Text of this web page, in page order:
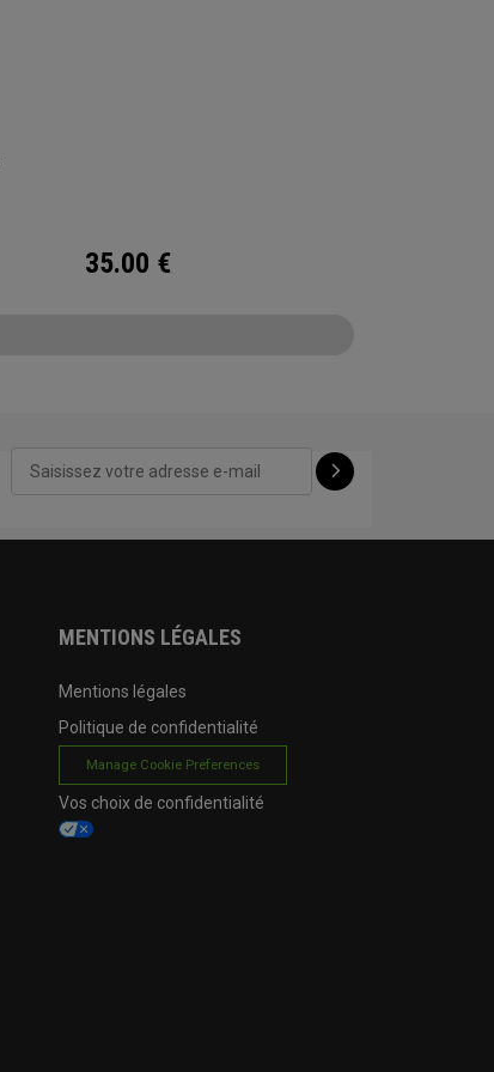
35.00 €
MENTIONS LÉGALES
Mentions légales
Politique de confidentialité
Manage Cookie Preferences
Vos choix de confidentialité